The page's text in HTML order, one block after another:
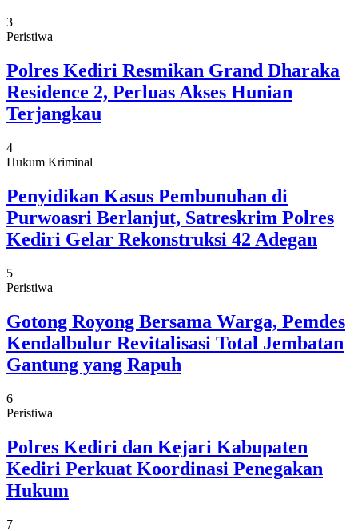
3
Peristiwa
Polres Kediri Resmikan Grand Dharaka
Residence 2, Perluas Akses Hunian
Terjangkau
4
Hukum Kriminal
Penyidikan Kasus Pembunuhan di
Purwoasri Berlanjut, Satreskrim Polres
Kediri Gelar Rekonstruksi 42 Adegan
5
Peristiwa
Gotong Royong Bersama Warga, Pemdes
Kendalbulur Revitalisasi Total Jembatan
Gantung yang Rapuh
6
Peristiwa
Polres Kediri dan Kejari Kabupaten
Kediri Perkuat Koordinasi Penegakan
Hukum
7